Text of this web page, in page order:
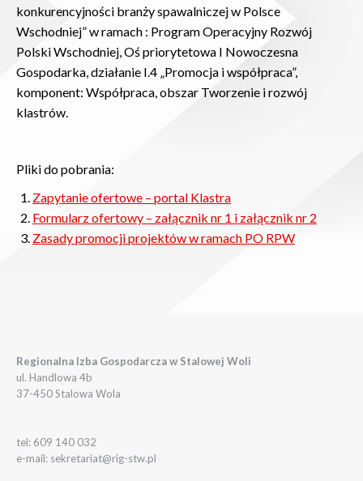
konkurencyjności branży spawalniczej w Polsce
Wschodniej” w ramach : Program Operacyjny Rozwój
Polski Wschodniej, Oś priorytetowa I Nowoczesna
Gospodarka, działanie I.4 „Promocja i współpraca”,
komponent: Współpraca, obszar Tworzenie i rozwój
klastrów.
Pliki do pobrania:
Zapytanie ofertowe – portal Klastra
Formularz ofertowy – załącznik nr 1 i załącznik nr 2
Zasady promocji projektów w ramach PO RPW
Regionalna Izba Gospodarcza w Stalowej Woli
ul. Handlowa 4b
37-450 Stalowa Wola
tel: 609 140 032
e-mail: sekretariat@rig-stw.pl